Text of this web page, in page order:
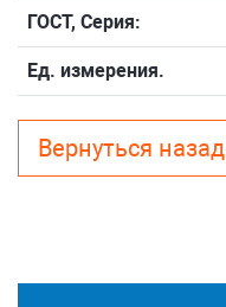
ГОСТ, Серия:
Ед. измерения.
Вернуться назад